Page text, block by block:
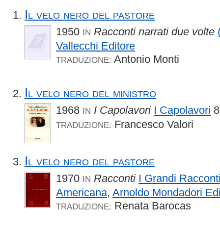
Il velo nero del pastore
1950 IN Racconti narrati due volte
Vallecchi Editore
TRADUZIONE: Antonio Monti
Il velo nero del ministro
1968 IN I Capolavori I Capolavori
TRADUZIONE: Francesco Valori
Il velo nero del pastore
1970 IN Racconti I Grandi
Americana, Arnoldo Mondadori
TRADUZIONE: Renata Barocas